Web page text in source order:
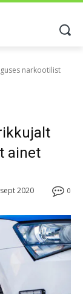
narkootilist
ainet
0
2020